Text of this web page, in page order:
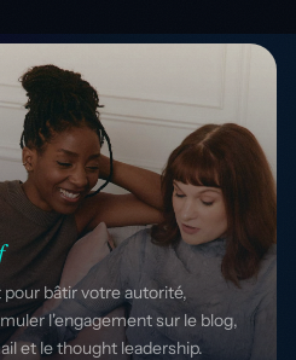
bâtir votre autorité,
l'engagement sur le blog,
et le thought leadership.